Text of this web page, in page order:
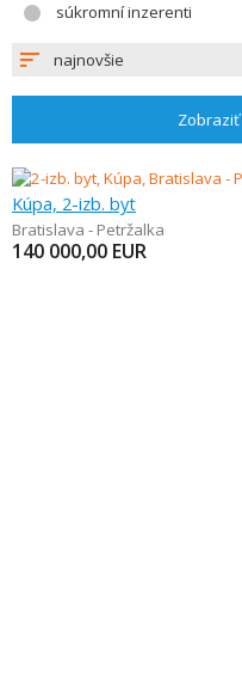
súkromní inzerenti
najnovšie
Zobraziť
Kúpa, 2-izb. byt
Bratislava - Petržalka
140 000,00 EUR